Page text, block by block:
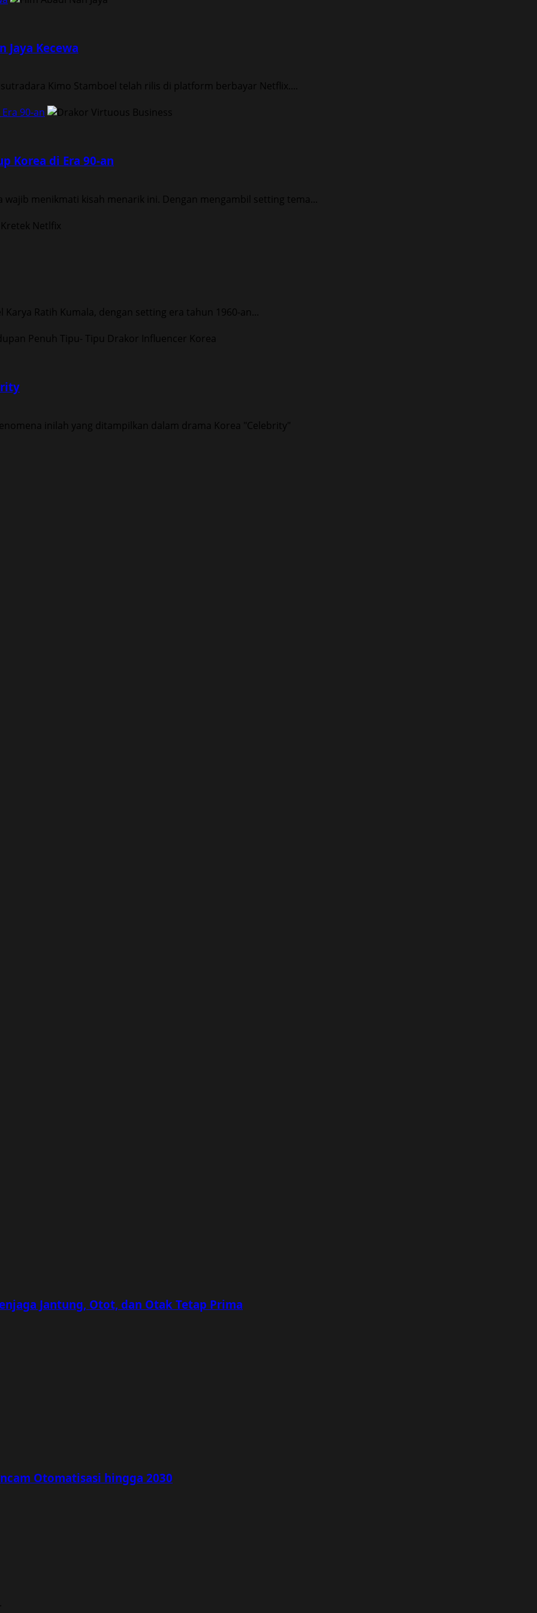
Jaya Kecewa
Kimo Stamboel telah rilis di platform berbayar Netflix....
90-an
Korea di Era 90-an
wajib menikmati kisah menarik ini. Dengan mengambil setting tema...
Ratih Kumala, dengan setting era tahun 1960-an...
inilah yang ditampilkan dalam drama Korea "Celebrity"
Jantung, Otot, dan Otak Tetap Prima
Otomatisasi hingga 2030